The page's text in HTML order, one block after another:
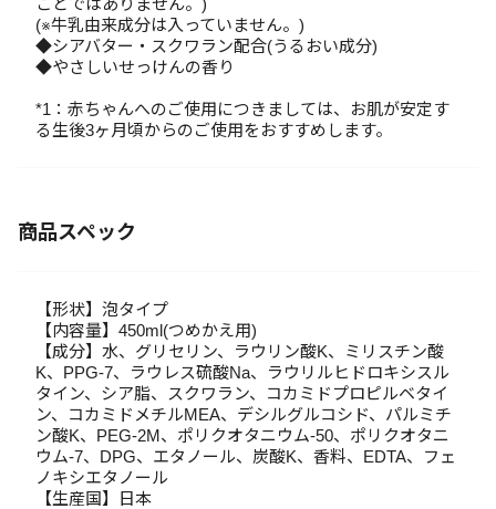
ことではありません。)
(※牛乳由来成分は入っていません。)
◆シアバター・スクワラン配合(うるおい成分)
◆やさしいせっけんの香り
*1：赤ちゃんへのご使用につきましては、お肌が安定す
る生後3ヶ月頃からのご使用をおすすめします。
商品スペック
【形状】泡タイプ
【内容量】450ml(つめかえ用)
【成分】水、グリセリン、ラウリン酸K、ミリスチン酸
K、PPG-7、ラウレス硫酸Na、ラウリルヒドロキシスル
タイン、シア脂、スクワラン、コカミドプロピルベタイ
ン、コカミドメチルMEA、デシルグルコシド、パルミチ
ン酸K、PEG-2M、ポリクオタニウム-50、ポリクオタニ
ウム-7、DPG、エタノール、炭酸K、香料、EDTA、フェ
ノキシエタノール
【生産国】日本